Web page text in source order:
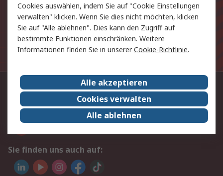
Anmelden
Die personenbezogenen Daten, die Sie uns bei
Anmeldung zur Verfügung stellen, werden gemäß der
Kontaktieren Sie uns:
+49 (0) 69 5800 14 234
Sie finden uns auch auf:
Cookies auswählen, indem Sie auf "Cookie Einstellungen
verwalten" klicken. Wenn Sie dies nicht möchten, klicken
Sie auf "Alle ablehnen". Dies kann den Zugriff auf
bestimmte Funktionen einschränken. Weitere
Informationen finden Sie in unsererCookie-Richtlinie.
Alle akzeptieren
Cookies verwalten
Alle ablehnen